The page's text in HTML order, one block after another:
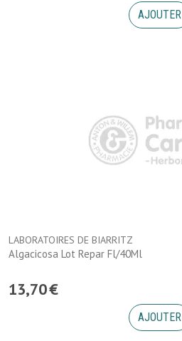
AJOUTER
LABORATOIRES DE BIARRITZ
Algacicosa Lot Repar Fl/40Ml
13,70€
AJOUTER